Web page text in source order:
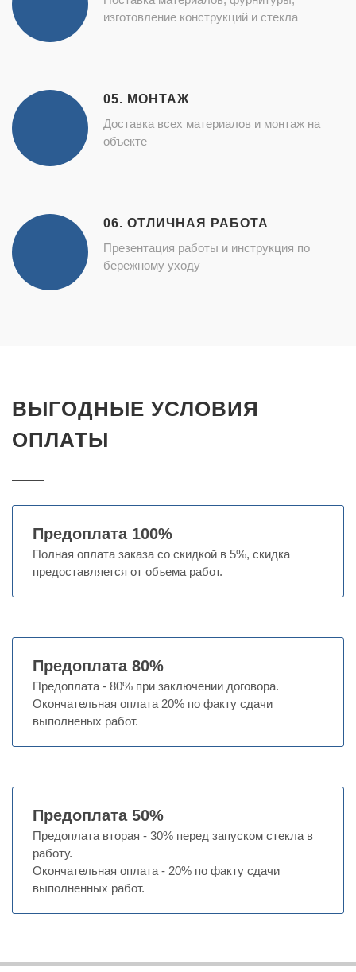
изготовление конструкций и стекла
05. МОНТАЖ
Доставка всех материалов и монтаж на
объекте
06. ОТЛИЧНАЯ РАБОТА
Презентация работы и инструкция по
бережному уходу
ВЫГОДНЫЕ УСЛОВИЯ
ОПЛАТЫ
Предоплата 100%
Полная оплата заказа со скидкой в 5%, скидка
предоставляется от объема работ.
Предоплата 80%
Предоплата - 80% при заключении договора.
Окончательная оплата 20% по факту сдачи
выполненых работ.
Предоплата 50%
Предоплата вторая - 30% перед запуском стекла в
работу.
Окончательная оплата - 20% по факту сдачи
выполненных работ.